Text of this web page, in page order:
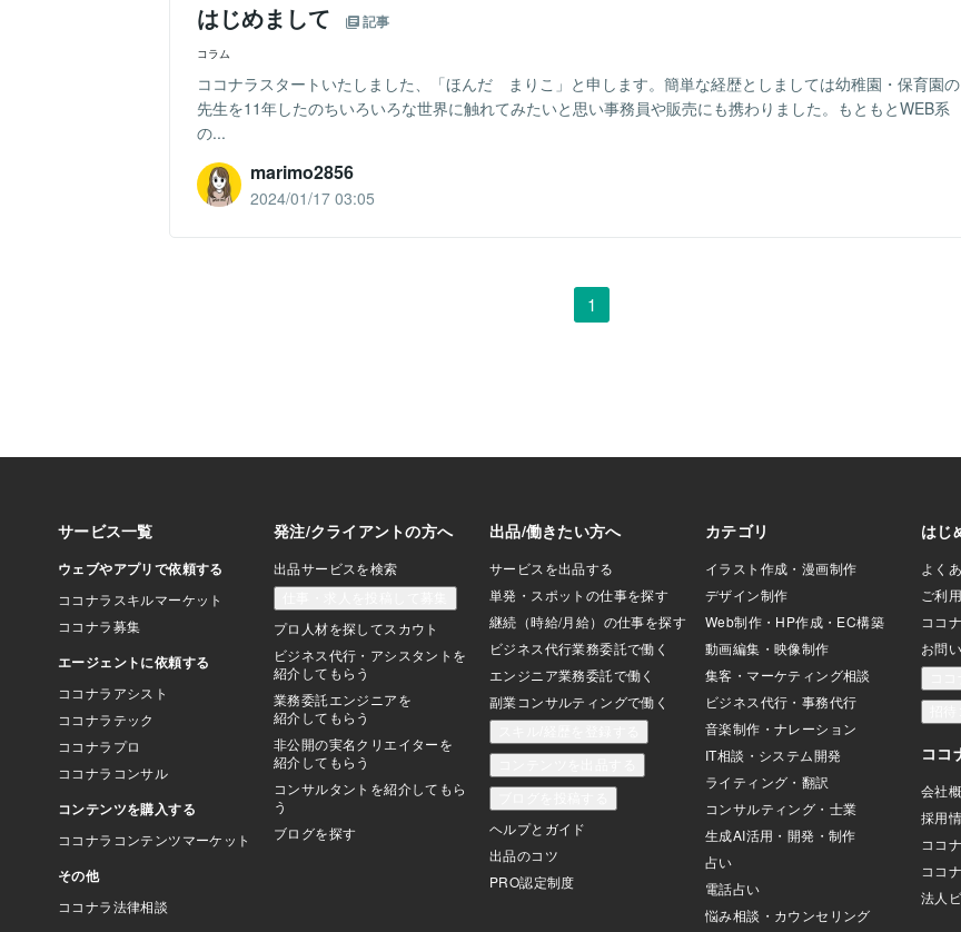
はじめまして 記事
コラム
ココナラスタートいたしました、「ほんだ まりこ」と申します。簡単な経歴としましては幼稚園・保育園の
先生を11年したのちいろいろな世界に触れてみたいと思い事務員や販売にも携わりました。もともとWEB系
の...
marimo2856
2024/01/17 03:05
1